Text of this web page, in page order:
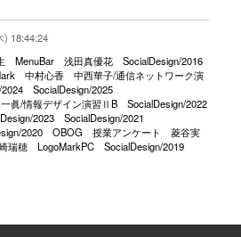
) 18:44:24
MenuBar 浅田真優花
SocialDesign/2016
中村心香
中西華子/通信ネットワーク演
SocialDesign/2025
眞/情報デザイン演習ⅡB
SocialDesign/2022
2023
SocialDesign/2021
2020 OBOG 授業アンケート
菱谷実
瑞穂 LogoMarkPC
SocialDesign/2019